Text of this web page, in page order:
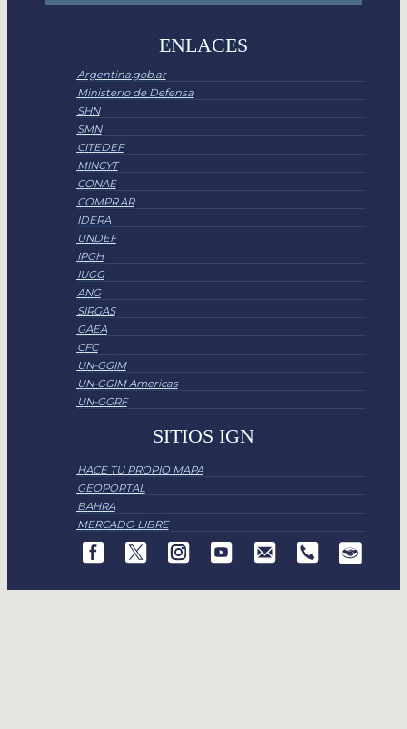
ENLACES
Argentina.gob.ar
Ministerio de Defensa
SHN
SMN
CITEDEF
MINCYT
CONAE
COMPR.AR
IDERA
UNDEF
IPGH
IUGG
ANG
SIRGAS
GAEA
CFC
UN-GGIM
UN-GGIM Americas
UN-GGRF
SITIOS IGN
HACE TU PROPIO MAPA
GEOPORTAL
BAHRA
MERCADO LIBRE